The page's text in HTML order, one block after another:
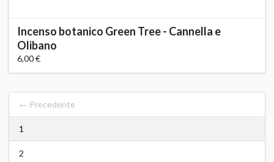
Incenso botanico Green Tree - Cannella e
Olibano
6,00 €
← Precedente
1
2